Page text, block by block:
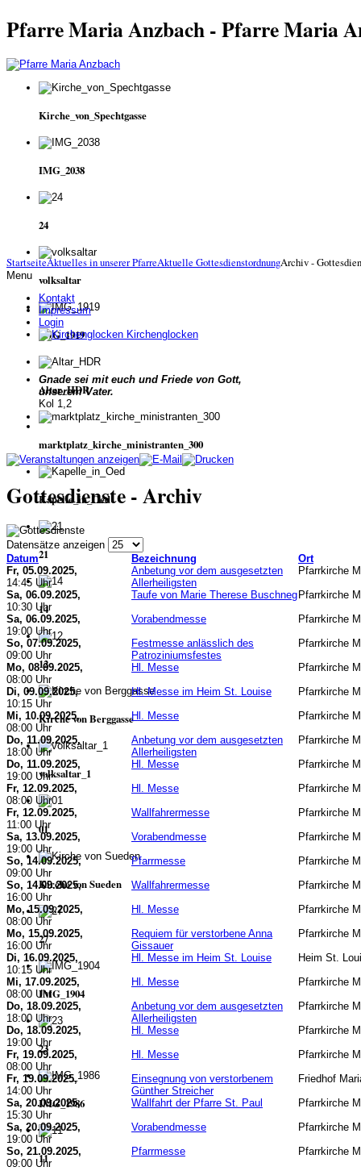
Pfarre Maria Anzbach - Pfarre Maria
Kirche_von_Spechtgasse
IMG_2038
24
volksaltar
IMG_1919
Altar_HDR
marktplatz_kirche_ministranten_300
Kapelle_in_Oed
21
14
12
Kirche von Berggasse
volksaltar_1
01
Kirche von Sueden
27
IMG_1904
23
IMG_1986
11
StartseiteAktuelles in unserer PfarreAktuelle GottesdienstordnungArchiv -
Menu
Kontakt
Impressum
Login
Kirchenglocken
Gnade sei mit euch und Friede von Gott,
unserem Vater.
Kol 1,2
Gottesdienste - Archiv
Datensätze anzeigen
Datum
Bezeichnung
Ort
Fr, 05.09.2025,
14:45 Uhr
Anbetung vor dem ausgesetzten
Allerheiligsten
Pfarrkirche
Sa, 06.09.2025,
10:30 Uhr
Taufe von Marie Therese Buschneg Pfarrkirche
Sa, 06.09.2025,
19:00 Uhr
Vorabendmesse
Pfarrkirche
So, 07.09.2025,
09:00 Uhr
Festmesse anlässlich des
Patroziniumsfestes
Pfarrkirche
Mo, 08.09.2025,
08:00 Uhr
Hl. Messe
Pfarrkirche
Di, 09.09.2025,
10:15 Uhr
Hl. Messe im Heim St. Louise
Pfarrkirche
Mi, 10.09.2025,
08:00 Uhr
Hl. Messe
Pfarrkirche
Do, 11.09.2025,
18:00 Uhr
Anbetung vor dem ausgesetzten
Allerheiligsten
Pfarrkirche
Do, 11.09.2025,
19:00 Uhr
Hl. Messe
Pfarrkirche
Fr, 12.09.2025,
08:00 Uhr
Hl. Messe
Pfarrkirche
Fr, 12.09.2025,
11:00 Uhr
Wallfahrermesse
Pfarrkirche
Sa, 13.09.2025,
19:00 Uhr
Vorabendmesse
Pfarrkirche
So, 14.09.2025,
09:00 Uhr
Pfarrmesse
Pfarrkirche
So, 14.09.2025,
16:00 Uhr
Wallfahrermesse
Pfarrkirche
Mo, 15.09.2025,
08:00 Uhr
Hl. Messe
Pfarrkirche
Mo, 15.09.2025,
16:00 Uhr
Requiem für verstorbene Anna
Gissauer
Pfarrkirche
Di, 16.09.2025,
10:15 Uhr
Hl. Messe im Heim St. Louise
Heim St.
Mi, 17.09.2025,
08:00 Uhr
Hl. Messe
Pfarrkirche
Do, 18.09.2025,
18:00 Uhr
Anbetung vor dem ausgesetzten
Allerheiligsten
Pfarrkirche
Do, 18.09.2025,
19:00 Uhr
Hl. Messe
Pfarrkirche
Fr, 19.09.2025,
08:00 Uhr
Hl. Messe
Pfarrkirche
Fr, 19.09.2025,
14:00 Uhr
Einsegnung von verstorbenem
Günther Streicher
Friedhof
Sa, 20.09.2025,
15:30 Uhr
Wallfahrt der Pfarre St. Paul
Pfarrkirche
Sa, 20.09.2025,
19:00 Uhr
Vorabendmesse
Pfarrkirche
So, 21.09.2025,
09:00 Uhr
Pfarrmesse Pfarrkirche